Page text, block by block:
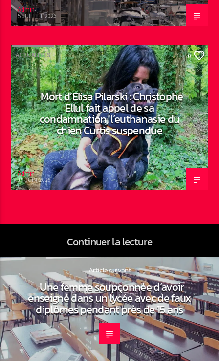
Admin
5 JUILLET 2026
ACTUALITÉS 0
Mort d’Elisa Pilarski : Christophe
Ellul fait appel de sa
condamnation, l’euthanasie du
chien Curtis suspendue
Admin
19 JUIN 2026
Continuer la lecture
Article suivant
Une femme soupçonnée d’avoir
enseigné dans un lycée avec de faux
diplômes pendant près de 15 ans